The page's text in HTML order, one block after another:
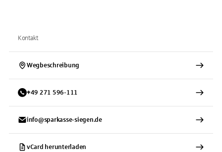
Kontakt
Wegbeschreibung
+49 271 596-111
info@sparkasse-siegen.de
vCard herunterladen